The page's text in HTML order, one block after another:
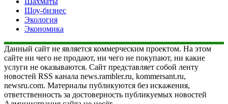
Шоу-бизнес
Экология
Экономика
Данный сайт не является коммерческим проектом. На этом
сайте ни чего не продают, ни чего не покупают, ни какие
услуги не оказываются. Сайт представляет собой ленту
новостей RSS канала news.rambler.ru, kommersant.ru,
newsru.com. Материалы публикуются без искажения,
ответственность за достоверность публикуемых новостей